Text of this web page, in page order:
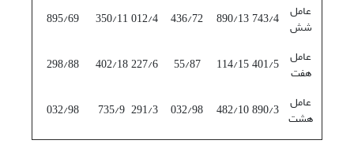
عامل
شش 743/4
890/13
436/72
012/4
350/11
895/69
عامل
هفت 401/5
114/15
55/87
227/6
402/18
298/88
عامل
هشت 890/3
482/10
032/98
291/3
735/9
032/98